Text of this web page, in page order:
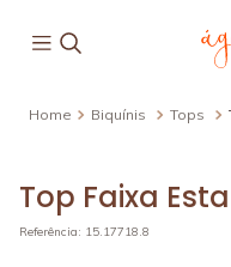
Biquínis Tops
Top Faixa
Referência: 15.17718.8